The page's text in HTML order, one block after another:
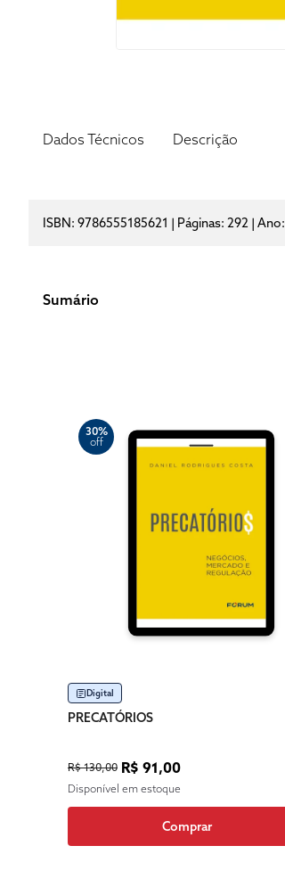
Dados Técnicos Descrição
ISBN: 9786555185621 | Páginas: 292 |
Sumário
30%
off
Digital
PRECATÓRIOS
R$ 130,00 R$ 91,00
Disponível em estoque
Comprar